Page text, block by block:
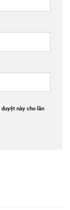
này cho lần